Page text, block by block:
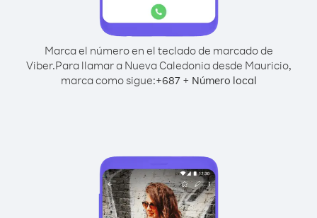
Marca el número en el teclado de marcado de
Viber.Para llamar a Nueva Caledonia desde Mauricio,
marca como sigue:+687+ Número local